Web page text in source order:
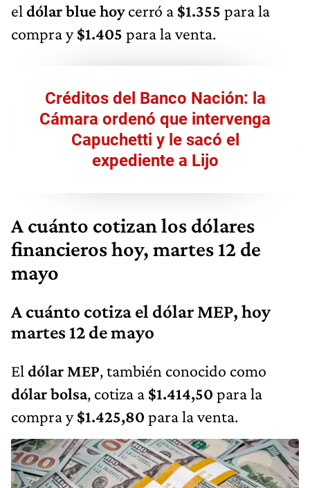
el dólar blue hoycerró a $1.355 para la
compra y$1.405 para la venta.
Créditos del Banco Nación: la
Cámara ordenó que intervenga
Capuchetti y le sacó el
expediente a Lijo
A cuánto cotizan los dólares
financieros hoy, martes 12 de
mayo
A cuánto cotiza el dólar MEP, hoy
martes 12 de mayo
El dólar MEP, también conocido como
dólar bolsa, cotiza a $1.414,50 para la
compra y$1.425,80 para la venta.